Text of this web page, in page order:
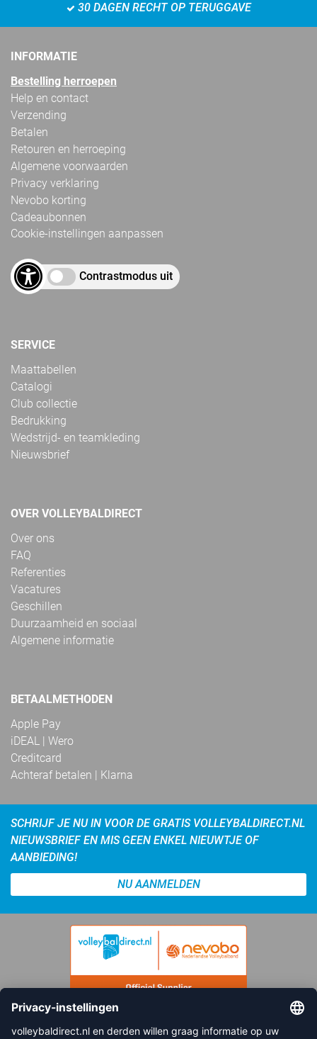
30 DAGEN RECHT OP TERUGGAVE
INFORMATIE
Bestelling herroepen
Help en contact
Verzending
Betalen
Retouren en herroeping
Algemene voorwaarden
Privacy verklaring
Nevobo korting
Cadeaubonnen
Cookie-instellingen aanpassen
Contrastmodus uit
SERVICE
Maattabellen
Catalogi
Club collectie
Bedrukking
Wedstrijd- en teamkleding
Nieuwsbrief
OVER VOLLEYBALDIRECT
Over ons
FAQ
Referenties
Vacatures
Geschillen
Duurzaamheid en sociaal
Algemene informatie
BETAALMETHODEN
Apple Pay
iDEAL | Wero
Creditcard
Achteraf betalen | Klarna
SCHRIJF JE NU IN VOOR DE GRATIS VOLLEYBALDIRECT.NL
NIEUWSBRIEF EN MIS GEEN ENKEL NIEUWTJE OF
AANBIEDING!
NU AANMELDEN